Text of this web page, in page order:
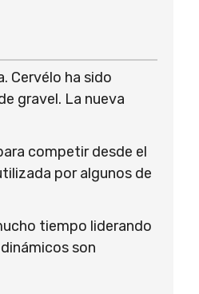
Cervélo ha sido
gravel. La nueva
competir desde el
por algunos de
tiempo liderando
son